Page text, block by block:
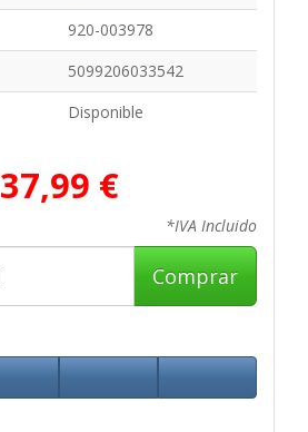
920-003978
5099206033542
Disponible
37,99 €
*IVA Incluido
Comprar